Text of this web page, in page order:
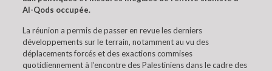
Al-Qods occupée.
La réunion a permis de passer en revue les derniers
développements sur le terrain, notamment au vu des
déplacements forcés et des exactions commises
quotidiennement à l’encontre des Palestiniens dans le cadre des